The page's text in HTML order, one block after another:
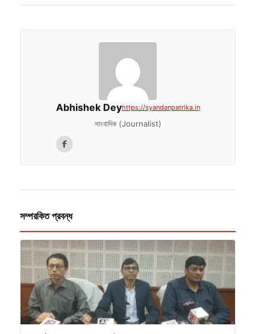
Abhishek Deyhttps://syandanpatrika.in
সাংবাদিক (Journalist)
সম্পরকিত প্রবন্ধ